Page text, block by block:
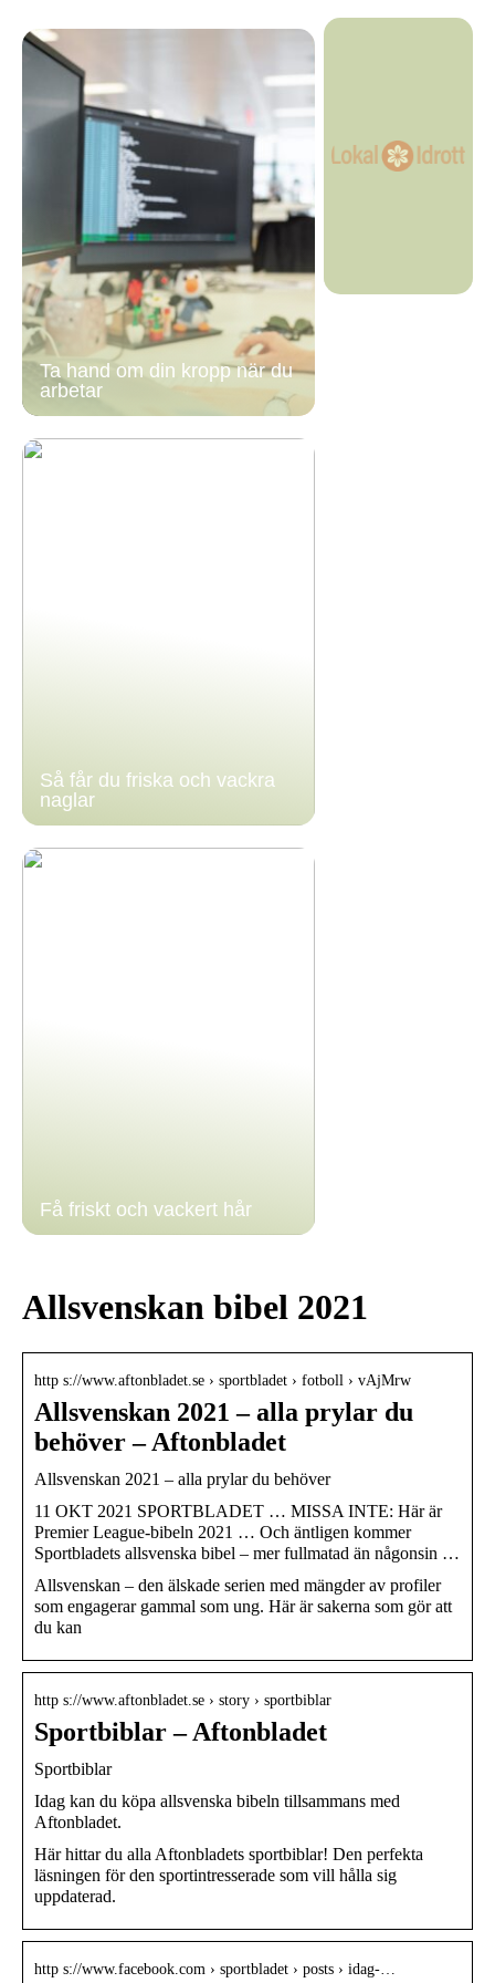
Ta hand om din kropp när du
arbetar
Så får du friska och vackra
naglar
Få friskt och vackert hår
Allsvenskan bibel 2021
http s://www.aftonbladet.se › sportbladet › fotboll › vAjMrw
Allsvenskan 2021 – alla prylar du
behöver – Aftonbladet
Allsvenskan 2021 – alla prylar du behöver
11 OKT 2021 SPORTBLADET … MISSA INTE: Här är
Premier League-bibeln 2021 … Och äntligen kommer
Sportbladets allsvenska bibel – mer fullmatad än någonsin …
Allsvenskan – den älskade serien med mängder av profiler
som engagerar gammal som ung. Här är sakerna som gör att
du kan
http s://www.aftonbladet.se › story › sportbiblar
Sportbiblar – Aftonbladet
Sportbiblar
Idag kan du köpa allsvenska bibeln tillsammans med
Aftonbladet.
Här hittar du alla Aftonbladets sportbiblar! Den perfekta
läsningen för den sportintresserade som vill hålla sig
uppdaterad.
http s://www.facebook.com › sportbladet › posts › idag-…